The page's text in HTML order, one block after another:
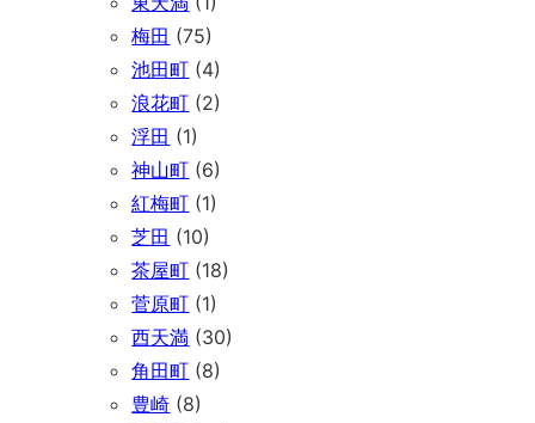
梅田 (75)
池田町 (4)
浪花町 (2)
浮田 (1)
神山町 (6)
紅梅町 (1)
芝田 (10)
茶屋町 (18)
菅原町 (1)
西天満 (30)
角田町 (8)
豊崎 (8)